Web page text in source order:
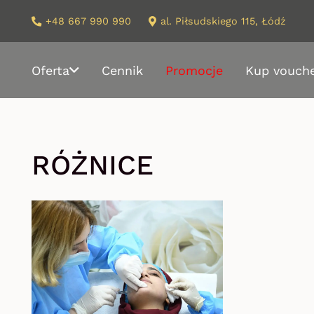
+48 667 990 990 al. Piłsudskiego 115, Łódź
Oferta Cennik Promocje Kup
RÓŻNICE